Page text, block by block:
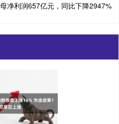
净利润657亿元，同比下降2947%